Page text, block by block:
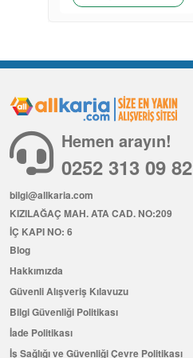
Hemen arayın!
0252 313 09 82
bilgi@allkaria.com
KIZILAĞAÇ MAH. ATA CAD. NO:209
İÇ KAPI NO: 6
Blog
Hakkımızda
Güvenli Alışveriş Kılavuzu
Bilgi Güvenliği Politikası
İade Politikası
İş Sağlığı ve Güvenliği Çevre Politikası